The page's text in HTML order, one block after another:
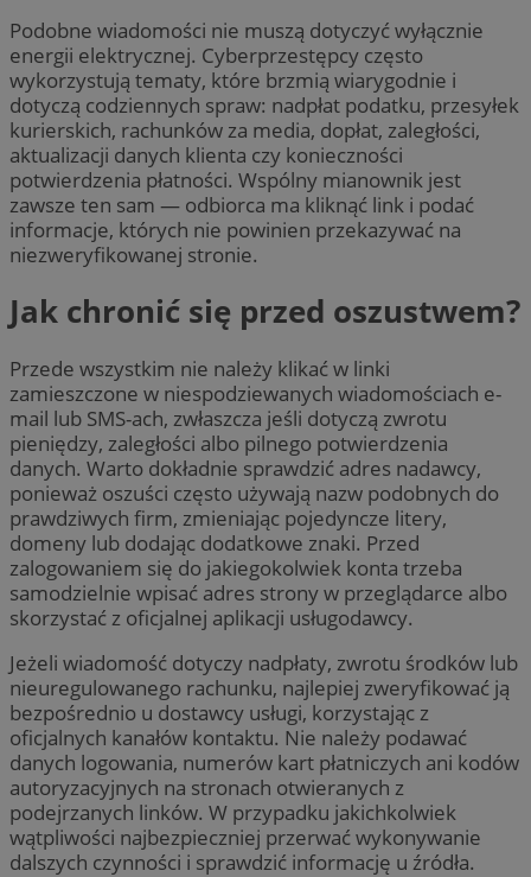
Podobne wiadomości nie muszą dotyczyć wyłącznie
energii elektrycznej. Cyberprzestępcy często
wykorzystują tematy, które brzmią wiarygodnie i
dotyczą codziennych spraw: nadpłat podatku, przesyłek
kurierskich, rachunków za media, dopłat, zaległości,
aktualizacji danych klienta czy konieczności
potwierdzenia płatności. Wspólny mianownik jest
zawsze ten sam — odbiorca ma kliknąć link i podać
informacje, których nie powinien przekazywać na
niezweryfikowanej stronie.
Jak chronić się przed oszustwem?
Przede wszystkim nie należy klikać w linki
zamieszczone w niespodziewanych wiadomościach e-
mail lub SMS-ach, zwłaszcza jeśli dotyczą zwrotu
pieniędzy, zaległości albo pilnego potwierdzenia
danych. Warto dokładnie sprawdzić adres nadawcy,
ponieważ oszuści często używają nazw podobnych do
prawdziwych firm, zmieniając pojedyncze litery,
domeny lub dodając dodatkowe znaki. Przed
zalogowaniem się do jakiegokolwiek konta trzeba
samodzielnie wpisać adres strony w przeglądarce albo
skorzystać z oficjalnej aplikacji usługodawcy.
Jeżeli wiadomość dotyczy nadpłaty, zwrotu środków lub
nieuregulowanego rachunku, najlepiej zweryfikować ją
bezpośrednio u dostawcy usługi, korzystając z
oficjalnych kanałów kontaktu. Nie należy podawać
danych logowania, numerów kart płatniczych ani kodów
autoryzacyjnych na stronach otwieranych z
podejrzanych linków. W przypadku jakichkolwiek
wątpliwości najbezpieczniej przerwać wykonywanie
dalszych czynności i sprawdzić informację u źródła.